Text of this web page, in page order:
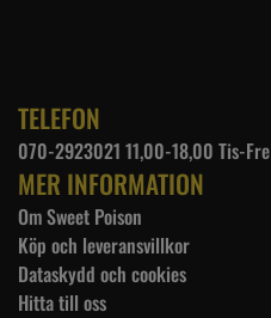
TELEFON
070-2923021 11,00-18,00 Tis-Fre
MER INFORMATION
Om Sweet Poison
Köp och leveransvillkor
Dataskydd och cookies
Hitta till oss